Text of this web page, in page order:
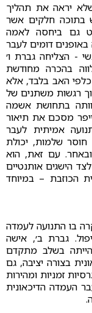
יראה את תהליך
בתוכה חלקים אשר
גם ביחסה לאמה
דומים לעבר
- הצליחה גברת ו׳
בהכרה מחודשת
כלפי האב בלבד, אלא
רגשות משתנים של
בתחושת אשמה
מסכם את תיאור
אמיתית לעבר
שלמות, יכולת
עם זאת, הוא
הישגים אותנטיים
הכוזבת – במיוחד
בו התנועה לעמדה
גברת ב׳, אישה
בשלב מתקדם
בצורה יציבה, גם
זמניות ומהירות
העמדה הדיכאונית